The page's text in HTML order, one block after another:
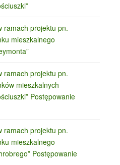
ramach projektu pn.
mieszkalnego
ramach projektu pn.
mieszkalnych
Postępowanie
ramach projektu pn.
mieszkalnego
Postępowanie